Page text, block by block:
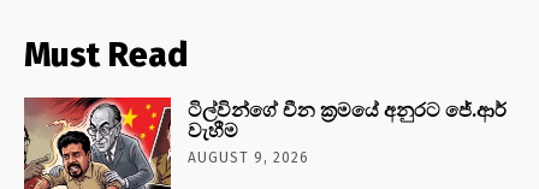
Must Read
ටිල්වින්ගේ චීන ක්‍රමයේ අනුරට ජේ.ආර්
වැහීම
AUGUST 9, 2026